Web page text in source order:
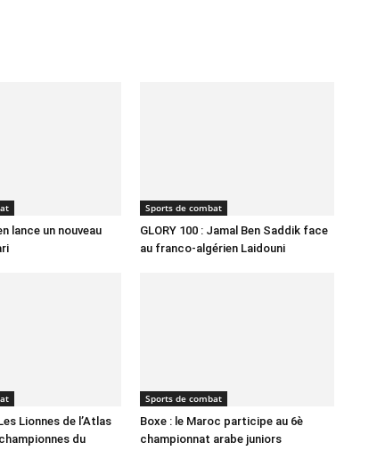
lance un nouveau
Sports de combat
GLORY 100 : Jamal Ben Saddik face
au franco-algérien Laidouni
Lionnes de l’Atlas
du
Sports de combat
Boxe : le Maroc participe au 6è
championnat arabe juniors